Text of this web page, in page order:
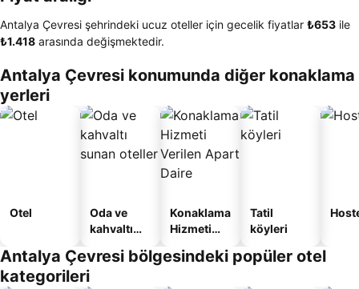
Antalya Çevresi şehrindeki ucuz oteller için gecelik fiyatlar ‎₺653 ile
‎₺1.418 arasında değişmektedir.
Antalya Çevresi konumunda diğer konaklama
yerleri
Otel
Oda ve
kahvaltı
oteller
Konaklama
Hizmeti
Apart
Tatil
köyleri
Antalya Çevresi bölgesindeki popüler otel
kategorileri